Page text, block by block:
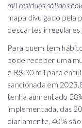
mil resíduos sólidos
mapa divulgado pela
descartes
Para quem tem
pode receber uma
e R$ 30 mil para
sancionada em 2023.
tenha aumentado
implementada, das
diariamente, 40%